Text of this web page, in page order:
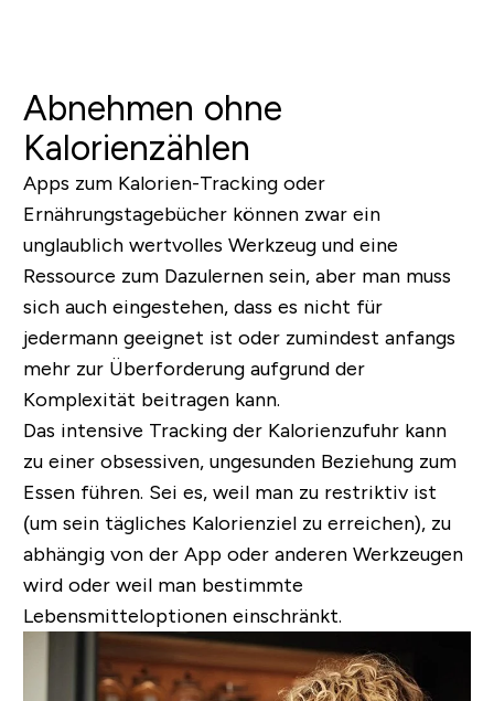
Abnehmen ohne
Kalorienzählen
Apps zum Kalorien-Tracking oder
Ernährungstagebücher können zwar ein
unglaublich wertvolles Werkzeug und eine
Ressource zum Dazulernen sein, aber man muss
sich auch eingestehen, dass es nicht für
jedermann geeignet ist oder zumindest anfangs
mehr zur Überforderung aufgrund der
Komplexität beitragen kann.
Das intensive Tracking der Kalorienzufuhr kann
zu einer obsessiven, ungesunden Beziehung zum
Essen führen. Sei es, weil man zu restriktiv ist
(um sein tägliches Kalorienziel zu erreichen), zu
abhängig von der App oder anderen Werkzeugen
wird oder weil man bestimmte
Lebensmitteloptionen einschränkt.